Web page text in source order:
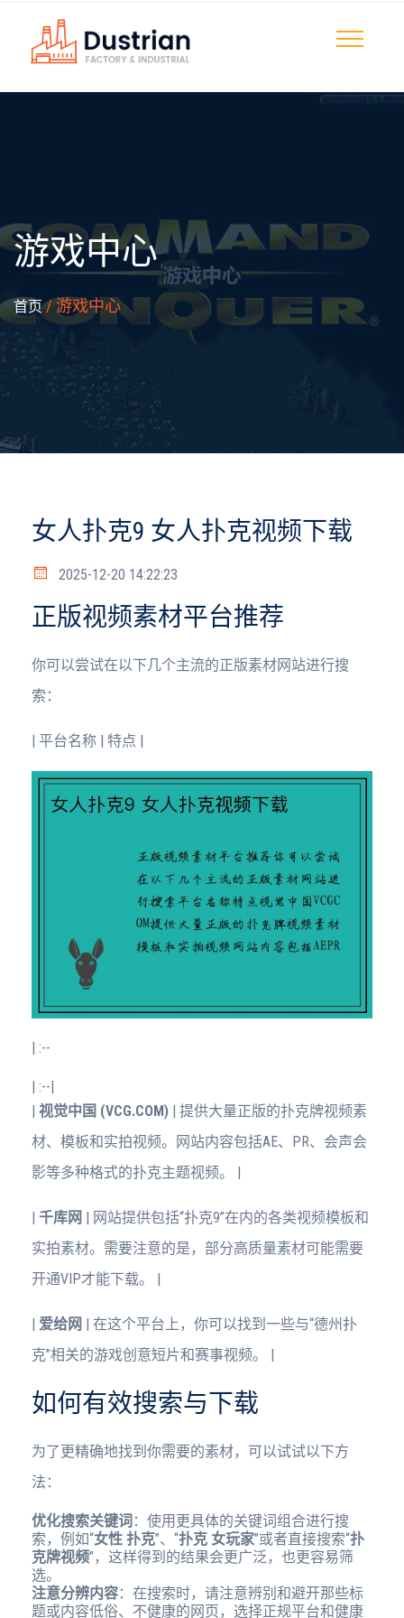
游戏中心
首页/ 游戏中心
女人扑克9 女人扑克视频下载
2025-12-20 14:22:23
正版视频素材平台推荐
你可以尝试在以下几个主流的正版素材网站进行搜
索：
| 平台名称 | 特点 |
| :--
| :--|
| 视觉中国 (VCG.COM) | 提供大量正版的扑克牌视频素
材、模板和实拍视频。网站内容包括AE、PR、会声会
影等多种格式的扑克主题视频。 |
| 千库网 | 网站提供包括“扑克9”在内的各类视频模板和
实拍素材。需要注意的是，部分高质量素材可能需要
开通VIP才能下载。 |
| 爱给网 | 在这个平台上，你可以找到一些与“德州扑
克”相关的游戏创意短片和赛事视频。 |
如何有效搜索与下载
为了更精确地找到你需要的素材，可以试试以下方
法：
优化搜索关键词 ：使用更具体的关键词组合进行搜
索，例如“女性 扑克”、“扑克 女玩家”或者直接搜索“扑
克牌视频”，这样得到的结果会更广泛，也更容易筛
选。
注意分辨内容：在搜索时，请注意辨别和避开那些标
题或内容低俗、不健康的网页，选择正规平台和健康